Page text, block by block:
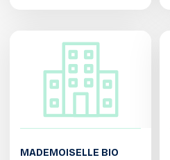
MADEMOISELLE BIO